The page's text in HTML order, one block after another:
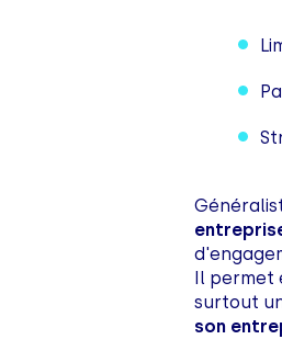
Il
surtout
son